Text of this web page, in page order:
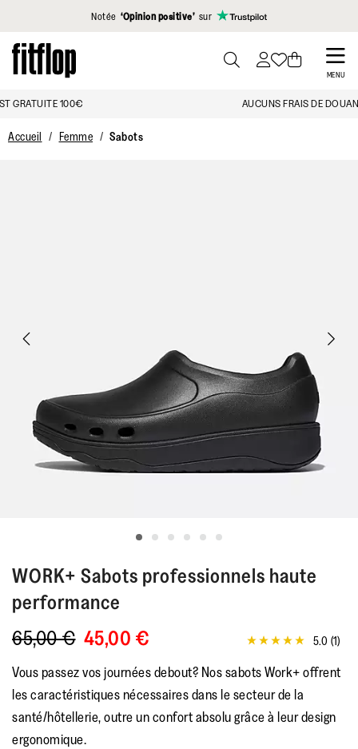
Cliquez pour consulter notre déclaration d'accessibilité
Notée ‘Opinion positive’ sur
Skip
to
main
MENU
TO
LA LIVRAISON EST GRATUITE 100€
Accueil Femme Sabots
WORK+ Sabots professionnels haute
performance
65,00 € 45,00 €
5.0
sur
valeur
de
la
5.0 (1)
Vous passez vos journées debout? Nos sabots Work+ offrent
les caractéristiques nécessaires dans le secteur de la
santé/hôtellerie, outre un confort absolu grâce à leur design
ergonomique.